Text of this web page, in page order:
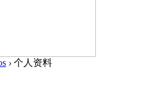
› 个人资料